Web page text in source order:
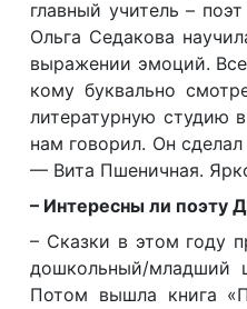
главный учитель –
Ольга Седакова
выражении эмоций.
кому буквально
литературную студию
нам говорил. Он
— Вита Пшеничная.
– Интересны ли поэту
– Сказки в этом году
дошкольный/младший
Потом вышла книга